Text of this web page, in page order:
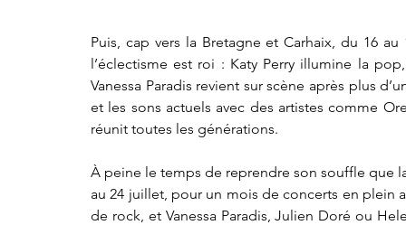
Puis, cap vers la Bretagne et Carhaix, du 16
l’éclectisme est roi : Katy Perry illumine la
Vanessa Paradis revient sur scène après plus
et les sons actuels avec des artistes comme
réunit toutes les générations.
À peine le temps de reprendre son souffle que
au 24 juillet, pour un mois de concerts en plein
de rock, et Vanessa Paradis, Julien Doré ou